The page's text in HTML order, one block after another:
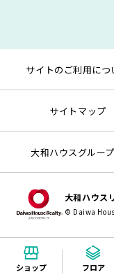
ショップ フロア
サイトのご利用につ
サイトマップ
大和ハウスグループ
大和ハウス
© Daiwa